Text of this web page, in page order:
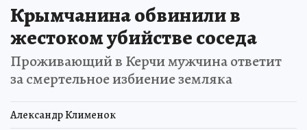
Крымчанина обвинили в
жестоком убийстве соседа
Проживающий в Керчи мужчина ответит
за смертельное избиение земляка
Александр Клименок